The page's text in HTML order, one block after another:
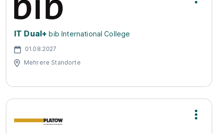
IT Dual+ bib International College
01.08.2027
Mehrere Standorte